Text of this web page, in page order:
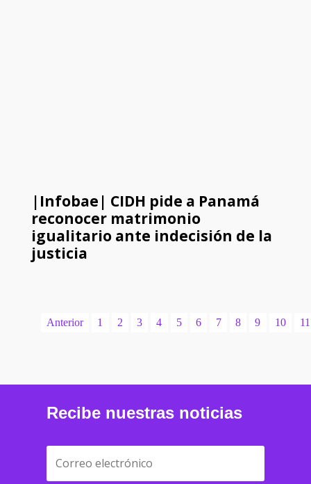
|Infobae| CIDH pide a Panamá
reconocer matrimonio
igualitario ante indecisión de la
justicia
Anterior 1 2 3 4 5 6 7 8 9 10 11
Recibe nuestras noticias